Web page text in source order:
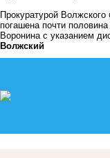
Прокуратурой
погашена почти
Воронина с указанием
Волжский